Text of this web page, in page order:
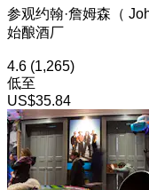
参观约翰·詹姆森（
始酿酒厂
4.6 (1,265)
低至
US$35.84